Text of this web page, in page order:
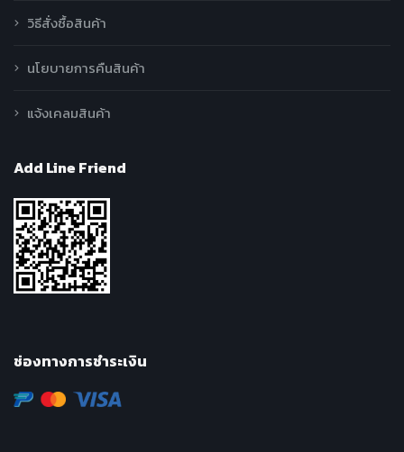
วิธีสั่งซื้อสินค้า
นโยบายการคืนสินค้า
แจ้งเคลมสินค้า
Add Line Friend
ช่องทางการชำระเงิน